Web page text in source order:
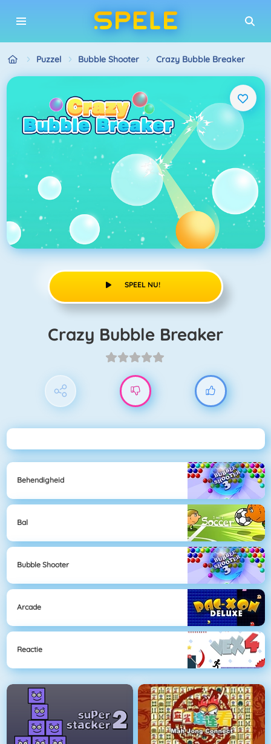
Puzzel Bubble Shooter Crazy Bubble Breaker
SPEEL NU!
Crazy Bubble Breaker
Behendigheid
Bal
Bubble Shooter
Arcade
Reactie